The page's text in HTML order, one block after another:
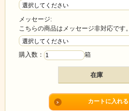
メッセージ:
こちらの商品はメッセージ非対応です。
購入数： 箱
在庫